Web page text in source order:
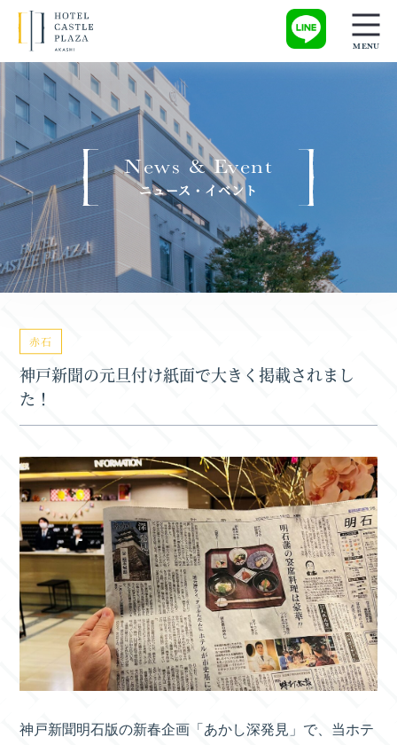
News & Event
ニュース・イベント
赤石
神戸新聞の元旦付け紙面で大きく掲載されまし
た！
神戸新聞明石版の新春企画「あかし深発見」で、当ホテ